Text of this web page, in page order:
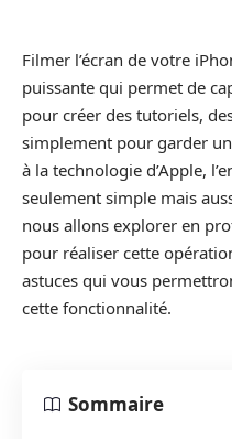
Filmer l’écran de votre
puissante qui permet de
pour créer des tutoriels,
simplement pour garder
à la technologie d’Apple,
seulement simple mais
nous allons explorer en
pour réaliser cette
astuces qui vous
cette fonctionnalité.
Sommaire